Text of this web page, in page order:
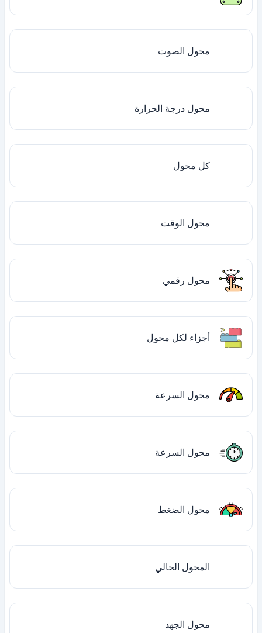
محول الصوت
محول درجة الحرارة
كل محول
محول الوقت
محول رقمي
أجزاء لكل محول
محول السرعة
محول السرعة
محول الضغط
المحول الحالي
محول الجهد